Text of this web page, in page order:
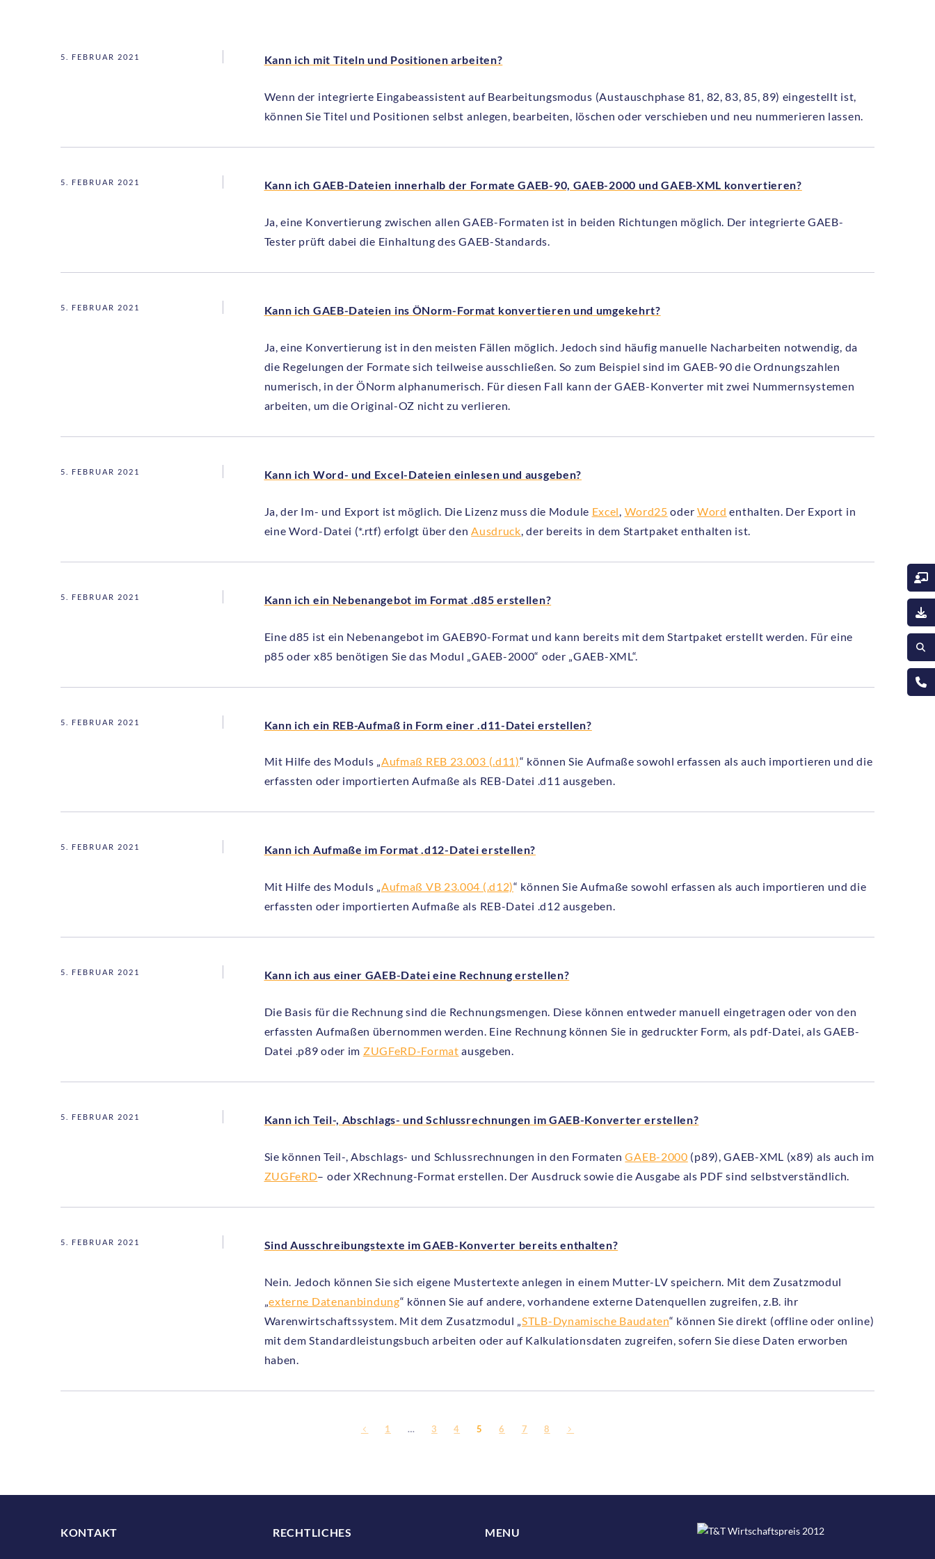
5. FEBRUAR 2021 Kann ich mit Titeln und Positionen arbeiten?
Wenn der integrierte Eingabeassistent auf Bearbeitungsmodus (Austauschphase 81, 82, 83, 85, 89) eingestellt ist,
können Sie Titel und Positionen selbst anlegen, bearbeiten, löschen oder verschieben und neu nummerieren lassen.
5. FEBRUAR 2021 Kann ich GAEB-Dateien innerhalb der Formate GAEB-90, GAEB-2000 und GAEB-XML konvertieren?
Ja, eine Konvertierung zwischen allen GAEB-Formaten ist in beiden Richtungen möglich. Der integrierte GAEB-
Tester prüft dabei die Einhaltung des GAEB-Standards.
5. FEBRUAR 2021 Kann ich GAEB-Dateien ins ÖNorm-Format konvertieren und umgekehrt?
Ja, eine Konvertierung ist in den meisten Fällen möglich. Jedoch sind häufig manuelle Nacharbeiten notwendig, da
die Regelungen der Formate sich teilweise ausschließen. So zum Beispiel sind im GAEB-90 die Ordnungszahlen
numerisch, in der ÖNorm alphanumerisch. Für diesen Fall kann der GAEB-Konverter mit zwei Nummernsystemen
arbeiten, um die Original-OZ nicht zu verlieren.
5. FEBRUAR 2021 Kann ich Word- und Excel-Dateien einlesen und ausgeben?
Ja, der Im- und Export ist möglich. Die Lizenz muss die Module Excel Word25 oder Word enthalten. Der Export in
eine Word-Datei (*.rtf) erfolgt über den Ausdruck , der bereits in dem Startpaket enthalten ist.
5. FEBRUAR 2021 Kann ich ein Nebenangebot im Format .d85 erstellen?
Eine d85 ist ein Nebenangebot im GAEB90-Format und kann bereits mit dem Startpaket erstellt werden. Für eine
p85 oder x85 benötigen Sie das Modul „GAEB-2000“ oder „GAEB-XML“.
5. FEBRUAR 2021 Kann ich ein REB-Aufmaß in Form einer .d11-Datei erstellen?
Mit Hilfe des Moduls „Aufmaß REB 23.003 (.d11)“ können Sie Aufmaße sowohl erfassen als auch importieren und die
erfassten oder importierten Aufmaße als REB-Datei .d11 ausgeben.
5. FEBRUAR 2021 Kann ich Aufmaße im Format .d12-Datei erstellen?
Mit Hilfe des Moduls „Aufmaß VB 23.004 (.d12)“ können Sie Aufmaße sowohl erfassen als auch importieren und die
erfassten oder importierten Aufmaße als REB-Datei .d12 ausgeben.
5. FEBRUAR 2021 Kann ich aus einer GAEB-Datei eine Rechnung erstellen?
Die Basis für die Rechnung sind die Rechnungsmengen. Diese können entweder manuell eingetragen oder von den
erfassten Aufmaßen übernommen werden. Eine Rechnung können Sie in gedruckter Form, als pdf-Datei, als GAEB-
Datei .p89 oder im ZUGFeRD-Format ausgeben.
5. FEBRUAR 2021 Kann ich Teil-, Abschlags- und Schlussrechnungen im GAEB-Konverter erstellen?
Sie können Teil-, Abschlags- und Schlussrechnungen in den FormatenGAEB-2000 (p89), GAEB-XML (x89) als auch im
ZUGFeRD– oder XRechnung-Format erstellen. Der Ausdruck sowie die Ausgabe als PDF sind selbstverständlich.
5. FEBRUAR 2021 Sind Ausschreibungstexte im GAEB-Konverter bereits enthalten?
Nein. Jedoch können Sie sich eigene Mustertexte anlegen in einem Mutter-LV speichern. Mit dem Zusatzmodul
„externe Datenanbindung“ können Sie auf andere, vorhandene externe Datenquellen zugreifen, z.B. ihr
Warenwirtschaftssystem. Mit dem Zusatzmodul „STLB-Dynamische Baudaten“ können Sie direkt (offline oder online)
mit dem Standardleistungsbuch arbeiten oder auf Kalkulationsdaten zugreifen, sofern Sie diese Daten erworben
haben.
1 … 3 4 5 6 7 8
KONTAKT RECHTLICHES MENU